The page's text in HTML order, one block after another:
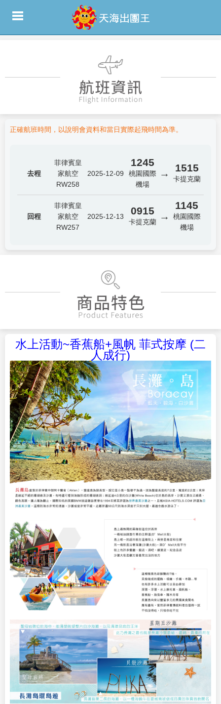
正確航班時間，以說明會資料和當日實際起飛時間為準。
去程
菲律賓皇
家航空
RW258
2025-12-09
1245
桃園國際
機場
→ 1515
卡提克蘭
回程
菲律賓皇
家航空
RW257
2025-12-13 0915
卡提克蘭 →
1145
桃園國際
機場
水上活動~香蕉船+風帆 菲式按摩 (二
人成行)